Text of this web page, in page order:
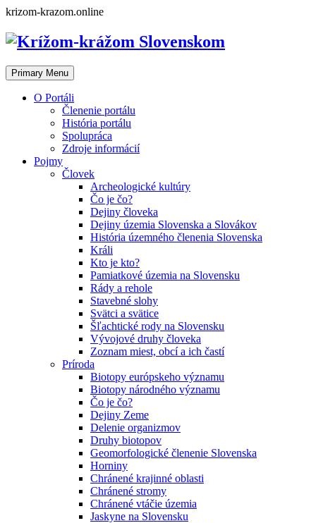
Skip
content
krizom-krazom.online
Primary Menu
O Portáli
Členenie portálu
História portálu
Spolupráca
Zdroje informácií
Pojmy
Človek
Archeologické kultúry
Čo je čo?
Dejiny človeka
Dejiny územia Slovenska a Slovákov
História územného členenia Slovenska
Králi
Kto je kto?
Pamiatkové územia na Slovensku
Rády a rehole
Stavebné slohy
Svätci a svätice
Šľachtické rody na Slovensku
Vývojové druhy človeka
Zoznam miest, obcí a ich častí
Príroda
Biotopy európskeho významu
Biotopy národného významu
Čo je čo?
Dejiny Zeme
Delenie organizmov
Druhy biotopov
Geomorfologické členenie Slovenska
Horniny
Chránené krajinné oblasti
Chránené stromy
Chránené vtáčie územia
Jaskyne na Slovensku